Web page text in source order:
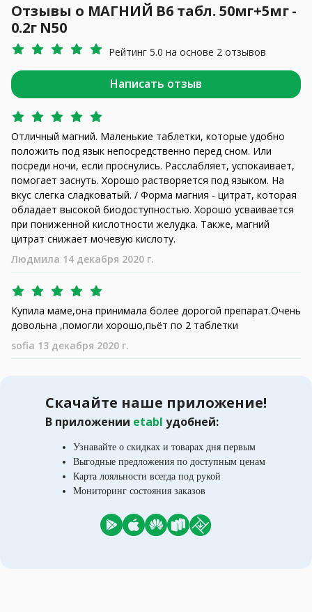
Отзывы о МАГНИЙ В6 табл. 50мг+5мг -
0.2г N50
Рейтинг 5.0 на основе 2 отзывов
Написать отзыв
Отличный магний. Маленькие таблетки, которые удобно
положить под язык непосредственно перед сном. Или
посреди ночи, если проснулись. Расслабляет, успокаивает,
помогает заснуть. Хорошо растворяется под языком. На
вкус слегка сладковатый. / Форма магния - цитрат, которая
обладает высокой биодоступностью. Хорошо усваивается
при пониженной кислотности желудка. Также, магний
цитрат снижает мочевую кислоту.
Людмила 14 декабря 2020 г.
Купила маме,она принимала более дорогой препарат.Очень
довольна ,помогли хорошо,пьёт по 2 таблетки
sofia 13 декабря 2020 г.
Скачайте наше приложение!
В приложении etabl удобней:
Узнавайте о скидках и товарах дня первым
Выгодные предложения по доступным ценам
Карта лояльности всегда под рукой
Мониторинг состояния заказов